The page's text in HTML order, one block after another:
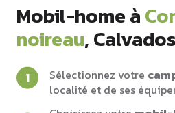
Mobil-home à
noireau, Calvados
Sélectionnez votre
localité et de ses